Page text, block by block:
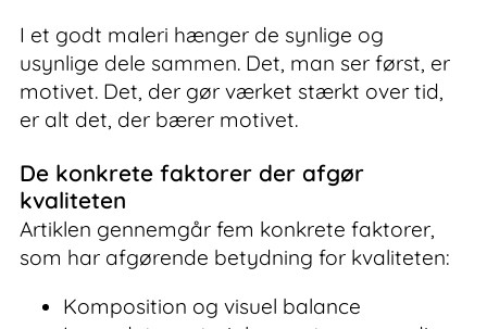
I et godt maleri hænger de synlige og
usynlige dele sammen. Det, man ser først, er
motivet. Det, der gør værket stærkt over tid,
er alt det, der bærer motivet.
De konkrete faktorer der afgør
kvaliteten
Artiklen gennemgår fem konkrete faktorer,
som har afgørende betydning for kvaliteten:
Komposition og visuel balance